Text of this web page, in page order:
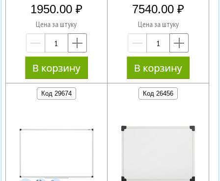
1950.00
Цена за штуку
—
7540.00
Цена за штуку
—
Код 29674 Код 26456